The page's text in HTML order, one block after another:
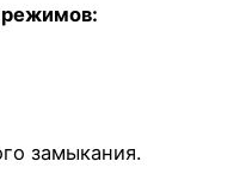
режимов:
замыкания.